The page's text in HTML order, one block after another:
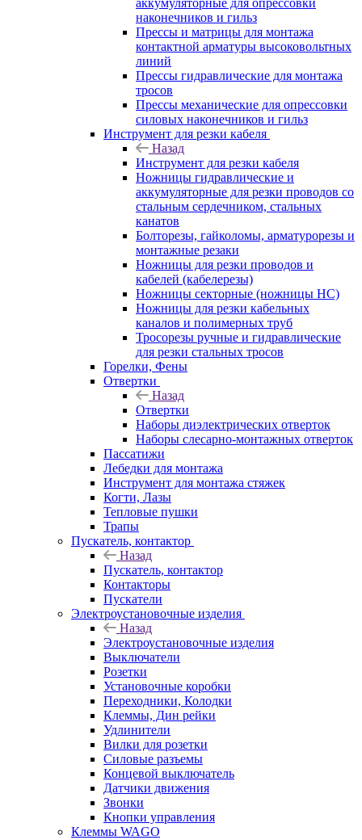
аккумуляторные для опрессовки
наконечников и гильз
Прессы и матрицы для монтажа
контактной арматуры высоковольтных
линий
Прессы гидравлические для монтажа
тросов
Прессы механические для опрессовки
силовых наконечников и гильз
Инструмент для резки кабеля
Назад
Инструмент для резки кабеля
Ножницы гидравлические и
аккумуляторные для резки проводов со
стальным сердечником, стальных
канатов
Болторезы, гайколомы, арматурорезы и
монтажные резаки
Ножницы для резки проводов и
кабелей (кабелерезы)
Ножницы секторные (ножницы НС)
Ножницы для резки кабельных
каналов и полимерных труб
Тросорезы ручные и гидравлические
для резки стальных тросов
Горелки, Фены
Отвертки
Назад
Отвертки
Наборы диэлектрических отверток
Наборы слесарно-монтажных отверток
Пассатижи
Лебедки для монтажа
Инструмент для монтажа стяжек
Когти, Лазы
Тепловые пушки
Трапы
Пускатель, контактор
Назад
Пускатель, контактор
Контакторы
Пускатели
Электроустановочные изделия
Назад
Электроустановочные изделия
Выключатели
Розетки
Установочные коробки
Переходники, Колодки
Клеммы, Дин рейки
Удлинители
Вилки для розетки
Силовые разъемы
Концевой выключатель
Датчики движения
Звонки
Кнопки управления
Клеммы WAGO